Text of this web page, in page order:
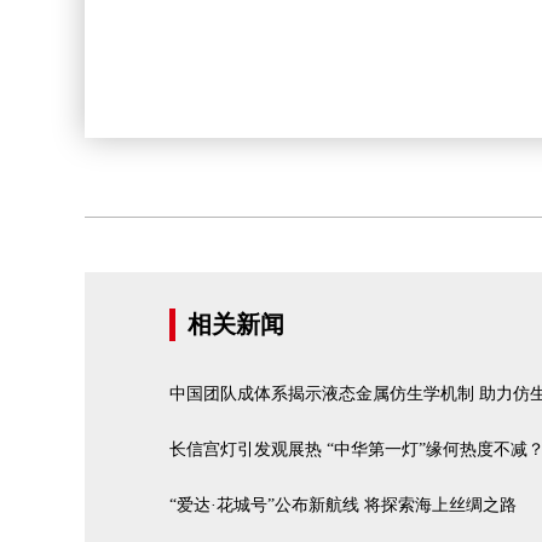
相关新闻
中国团队成体系揭示液态金属仿生学机制 助力仿
长信宫灯引发观展热 “中华第一灯”缘何热度不减？
“爱达·花城号”公布新航线 将探索海上丝绸之路